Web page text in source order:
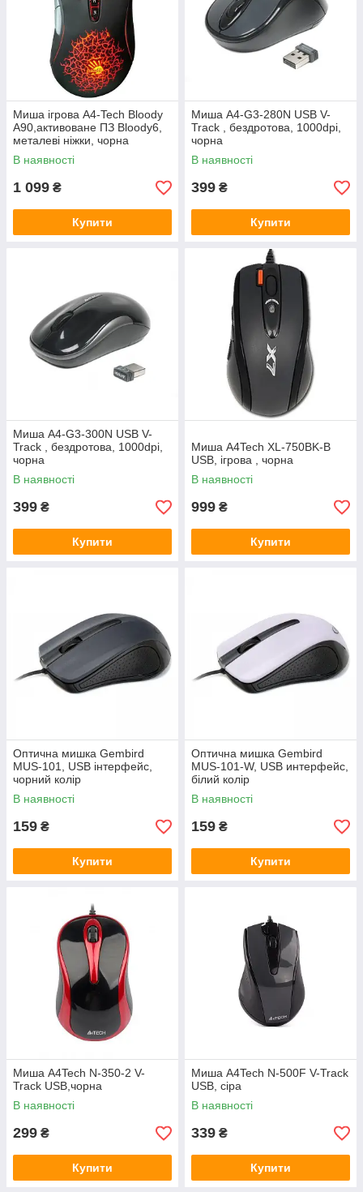
Миша ігрова A4-Tech Bloody
A90,активоване ПЗ Bloody6,
металеві ніжки, чорна
В наявності
1 099 ₴
Купити
Миша A4-G3-280N USB V-
Track , бездротова, 1000dpi,
чорна
В наявності
399 ₴
Купити
Миша A4-G3-300N USB V-
Track , бездротова, 1000dpi,
чорна
В наявності
399 ₴
Купити
Миша A4Tech XL-750BK-B
USB, iгрова , чорна
В наявності
999 ₴
Купити
Оптична мишка Gembird
MUS-101, USB інтерфейс,
чорний колір
В наявності
159 ₴
Купити
Оптична мишка Gembird
MUS-101-W, USB интерфейс,
білий колір
В наявності
159 ₴
Купити
Миша A4Tech N-350-2 V-
Track USB,чорна
В наявності
299 ₴
Купити
Миша A4Tech N-500F V-Track
USB, ciра
В наявності
339 ₴
Купити